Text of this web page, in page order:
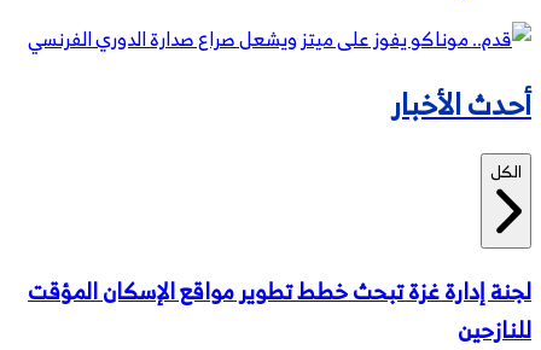
أحدث الأخبار
الكل
لجنة إدارة غزة تبحث خطط تطوير مواقع الإسكان المؤقت
للنازحين